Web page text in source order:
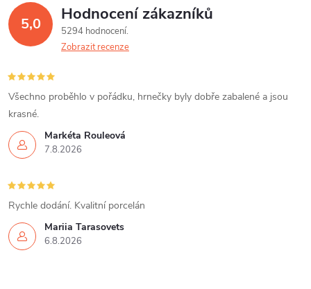
5,0 Hodnocení zákazníků
5294 hodnocení
Zobrazit recenze
Markéta Rouleová
7.8.2026
Všechno proběhlo v pořádku, hrnečky byly dobře zabalené a jsou
krasné.
Mariia Tarasovets
6.8.2026
Rychle dodání. Kvalitní porcelán